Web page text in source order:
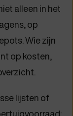
alleen in het
op
Wie zijn
op kosten,
lijsten of